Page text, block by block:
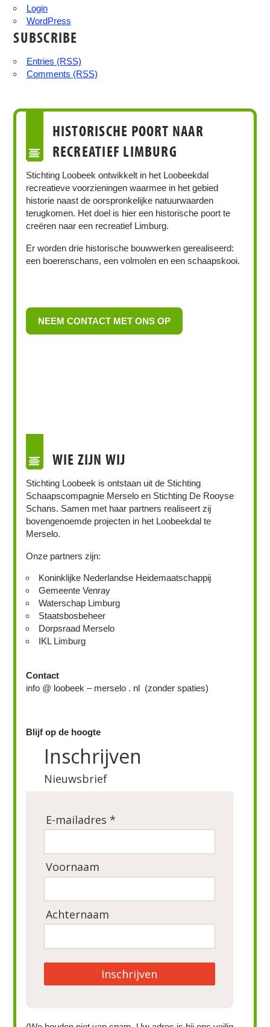
Login
WordPress
SUBSCRIBE
Entries (RSS)
Comments (RSS)
HISTORISCHE POORT NAAR
RECREATIEF LIMBURG
Stichting Loobeek ontwikkelt in het Loobeekdal
recreatieve voorzieningen waarmee in het gebied
historie naast de oorspronkelijke natuurwaarden
terugkomen. Het doel is hier een historische poort te
creëren naar een recreatief Limburg.
Er worden drie historische bouwwerken gerealiseerd:
een boerenschans, een volmolen en een schaapskooi.
NEEM CONTACT MET ONS OP
WIE ZIJN WIJ
Stichting Loobeek is ontstaan uit de Stichting
Schaapscompagnie Merselo en Stichting De Rooyse
Schans. Samen met haar partners realiseert zij
bovengenoemde projecten in het Loobeekdal te
Merselo.
Onze partners zijn:
Koninklijke Nederlandse Heidemaatschappij
Gemeente Venray
Waterschap Limburg
Staatsbosbeheer
Dorpsraad Merselo
IKL Limburg
Contact
info @ loobeek – merselo . nl (zonder spaties)
Blijf op de hoogte
Inschrijven
Nieuwsbrief
E-mailadres *
Voornaam
Achternaam
Inschrijven